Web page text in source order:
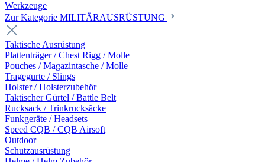
Werkzeuge
Zur Kategorie MILITÄRAUSRÜSTUNG
Taktische Ausrüstung
Plattenträger / Chest Rigg / Molle
Pouches / Magazintasche / Molle
Tragegurte / Slings
Holster / Holsterzubehör
Taktischer Gürtel / Battle Belt
Rucksack / Trinkrucksäcke
Funkgeräte / Headsets
Speed CQB / CQB Airsoft
Outdoor
Schutzausrüstung